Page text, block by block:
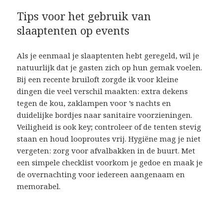
Tips voor het gebruik van
slaaptenten op events
Als je eenmaal je slaaptenten hebt geregeld, wil je
natuurlijk dat je gasten zich op hun gemak voelen.
Bij een recente bruiloft zorgde ik voor kleine
dingen die veel verschil maakten: extra dekens
tegen de kou, zaklampen voor ’s nachts en
duidelijke bordjes naar sanitaire voorzieningen.
Veiligheid is ook key; controleer of de tenten stevig
staan en houd looproutes vrij. Hygiëne mag je niet
vergeten: zorg voor afvalbakken in de buurt. Met
een simpele checklist voorkom je gedoe en maak je
de overnachting voor iedereen aangenaam en
memorabel.